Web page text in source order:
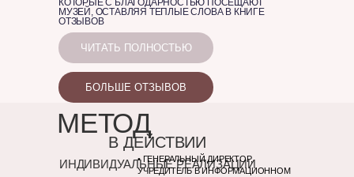
БОЛЬШЕ ОТЗЫВОВ
ЧИТАТЬ ПОЛНОСТЬЮ
КОТОРЫЕ С БЛАГОДАРНОСТЬЮ ПОСЕЩАЮТ
МУЗЕЙ, ОСТАВЛЯЯ ТЕПЛЫЕ СЛОВА В КНИГЕ
ОТЗЫВОВ
МЕТОД
ИНДИВИДУАЛЬНЫЕ РЕАЛИЗАЦИИ
В ДЕЙСТВИИ
• ГЕНЕРАЛЬНЫЙ ДИРЕКТОР,
УЧРЕДИТЕЛЬ В ИНФОРМАЦИОННОМ